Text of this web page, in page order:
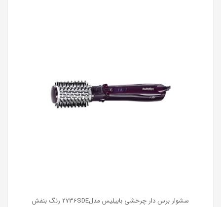
سشوار برس دار چرخشی بابیلیس مدل2736SDE رنگ بنفش